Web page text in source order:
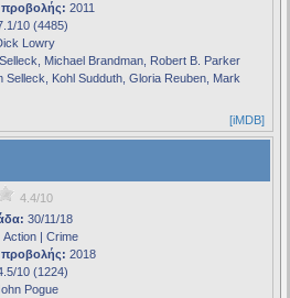
2011
10 (4485)
Lowry
Michael Brandman, Robert B. Parker
Selleck, Kohl Sudduth, Gloria Reuben, Mark
[iMDB]
4.4/10
30/11/18
Action | Crime
2018
10 (1224)
Pogue